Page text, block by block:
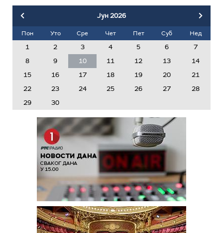
Јун2026
Пон Уто Сре Чет Пет Суб Нед
1 2 3 4 5 6
7
8
9 10 11 12 13
14
15
16 17 18 19 20
21
22
23 24 25 26 27
28
29
30